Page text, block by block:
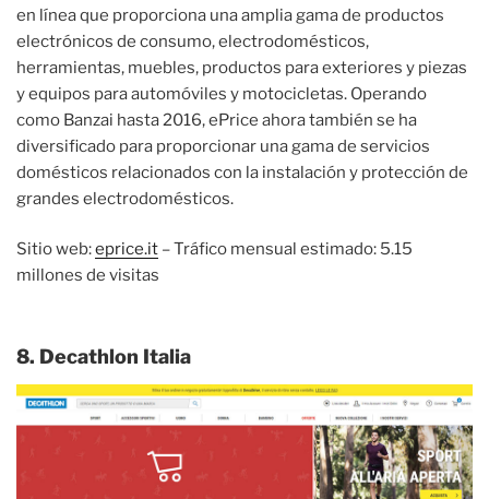
en línea que proporciona una amplia gama de productos
electrónicos de consumo, electrodomésticos,
herramientas, muebles, productos para exteriores y piezas
y equipos para automóviles y motocicletas. Operando
como Banzai hasta 2016, ePrice ahora también se ha
diversificado para proporcionar una gama de servicios
domésticos relacionados con la instalación y protección de
grandes electrodomésticos.
Sitio web:eprice.it – Tráfico mensual estimado: 5.15
millones de visitas
8. Decathlon Italia